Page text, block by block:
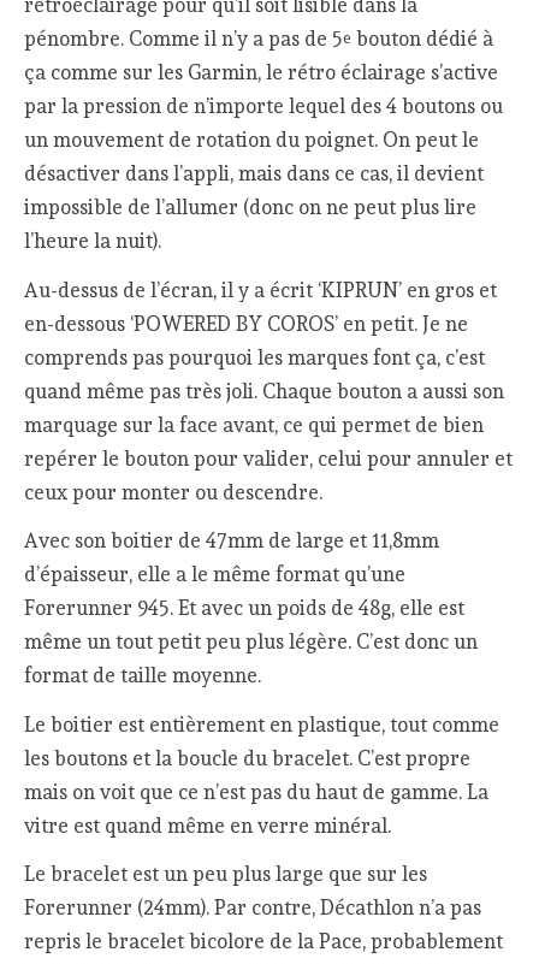
rétroéclairage pour qu’il soit lisible dans la
pénombre. Comme il n’y a pas de 5e bouton dédié à
ça comme sur les Garmin, le rétro éclairage s’active
par la pression de n’importe lequel des 4 boutons ou
un mouvement de rotation du poignet. On peut le
désactiver dans l’appli, mais dans ce cas, il devient
impossible de l’allumer (donc on ne peut plus lire
l’heure la nuit).
Au-dessus de l’écran, il y a écrit ‘KIPRUN’ en gros et
en-dessous ‘POWERED BY COROS’ en petit. Je ne
comprends pas pourquoi les marques font ça, c’est
quand même pas très joli. Chaque bouton a aussi son
marquage sur la face avant, ce qui permet de bien
repérer le bouton pour valider, celui pour annuler et
ceux pour monter ou descendre.
Avec son boitier de 47mm de large et 11,8mm
d’épaisseur, elle a le même format qu’une
Forerunner 945. Et avec un poids de 48g, elle est
même un tout petit peu plus légère. C’est donc un
format de taille moyenne.
Le boitier est entièrement en plastique, tout comme
les boutons et la boucle du bracelet. C’est propre
mais on voit que ce n’est pas du haut de gamme. La
vitre est quand même en verre minéral.
Le bracelet est un peu plus large que sur les
Forerunner (24mm). Par contre, Décathlon n’a pas
repris le bracelet bicolore de la Pace, probablement